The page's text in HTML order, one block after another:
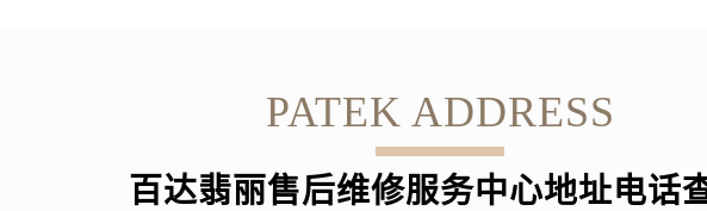
PATEK ADDRESS
百达翡丽售后维修服务中心地址电话